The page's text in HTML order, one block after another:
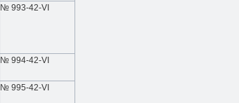
№ 993-42-VI
№ 994-42-VI
№ 995-42-VI